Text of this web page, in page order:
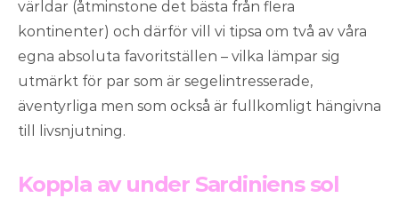
världar (åtminstone det bästa från flera
kontinenter) och därför vill vi tipsa om två av våra
egna absoluta favoritställen – vilka lämpar sig
utmärkt för par som är segelintresserade,
äventyrliga men som också är fullkomligt hängivna
till livsnjutning.
Koppla av under Sardiniens sol